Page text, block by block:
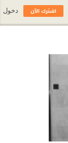
اشترك الآن دخول